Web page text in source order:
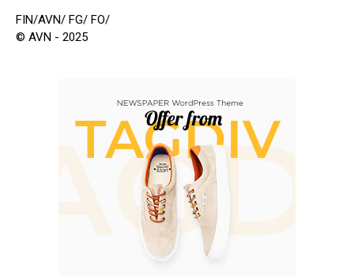
FIN/AVN/ FG/ FO/
© AVN - 2025